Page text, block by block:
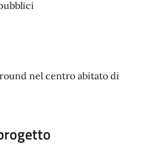
nel centro abitato di